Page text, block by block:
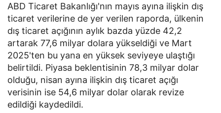
ABD Ticaret Bakanlığı'nın mayıs ayına ilişkin dış
ticaret verilerine de yer verilen raporda, ülkenin
dış ticaret açığının aylık bazda yüzde 42,2
artarak 77,6 milyar dolara yükseldiği ve Mart
2025'ten bu yana en yüksek seviyeye ulaştığı
belirtildi. Piyasa beklentisinin 78,3 milyar dolar
olduğu, nisan ayına ilişkin dış ticaret açığı
verisinin ise 54,6 milyar dolar olarak revize
edildiği kaydedildi.